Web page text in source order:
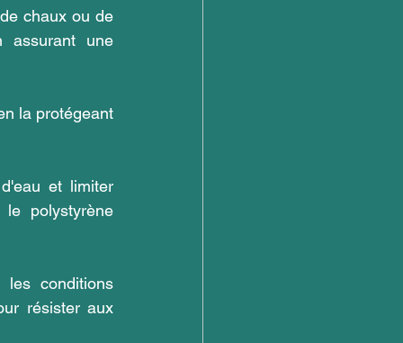
chaux ou de
assurant une
la protégeant
et limiter
polystyrène
conditions
résister aux